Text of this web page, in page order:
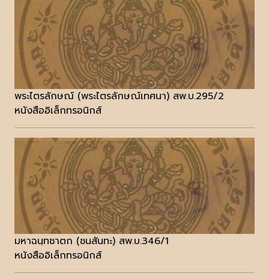
พระไตรลักษณ์ (พระไตรลักษณ์เทศนา) สพ.บ.295/2
หนังสืออิเล็กทรอนิกส์
มหาฉนฺทชาตก (ชนสันทะ) สพ.บ.346/1
หนังสืออิเล็กทรอนิกส์